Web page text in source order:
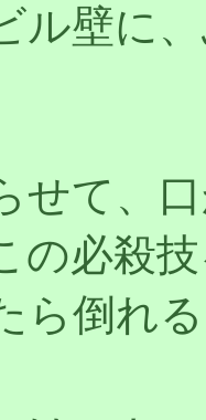
ル壁に
せて、
の必殺
ら倒れ